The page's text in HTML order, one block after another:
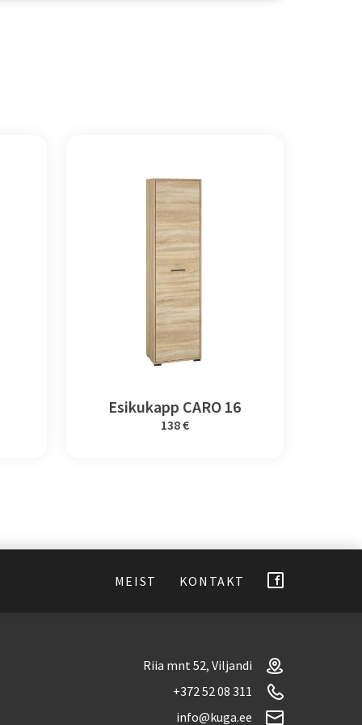
Esikukapp CARO 16
138 €
MEIST KONTAKT
Riia mnt 52, Viljandi
+372 52 08 311
info@kuga.ee